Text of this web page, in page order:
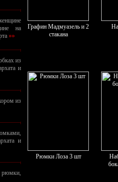
на
»»
из
и
из
и
Графин Мадмуазель и 2
стакана
Рюмки Лоза 3 шт